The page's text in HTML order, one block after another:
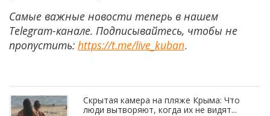
Самые важные новости теперь в нашем
Telegram-канале. Подписывайтесь, чтобы не
пропустить: https://t.me/live_kuban.
Скрытая камера на пляже Крыма: Что
люди вытворяют, когда их не видят...